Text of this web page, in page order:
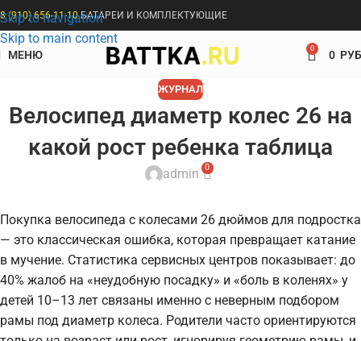
Skip to navigation
Skip to main content
8 (910) 656-11-10БАТАРЕИ И КОМПЛЕКТУЮЩИЕ
МЕНЮ 0 0
ЖУРНАЛ
Велосипед диаметр колес 26 на
какой рост ребенка таблица
admin 0
Покупка велосипеда с колесами 26 дюймов для подростка
— это классическая ошибка, которая превращает катание
в мучение. Статистика сервисных центров показывает: до
40% жалоб на «неудобную посадку» и «боль в коленях» у
детей 10–13 лет связаны именно с неверным подбором
рамы под диаметр колеса. Родители часто ориентируются